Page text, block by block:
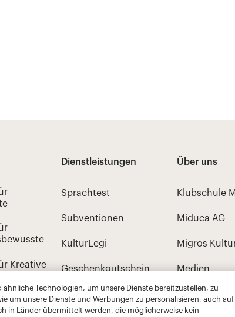
Technologien, um unsere Dienste bereitzustellen, zu
um unsere Dienste und Werbungen zu personalisieren, auch auf
in Länder übermittelt werden, die möglicherweise kein